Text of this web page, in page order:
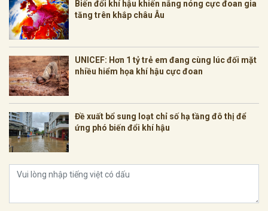
Biến đổi khí hậu khiến nắng nóng cực đoan gia
tăng trên khắp châu Âu
UNICEF: Hơn 1 tỷ trẻ em đang cùng lúc đối mặt
nhiều hiểm họa khí hậu cực đoan
Đề xuất bổ sung loạt chỉ số hạ tầng đô thị để
ứng phó biến đổi khí hậu